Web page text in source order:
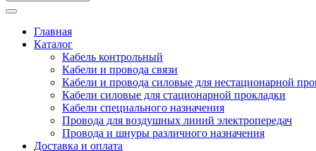
Главная
Каталог
Кабель контрольный
Кабели и провода связи
Кабели и провода силовые для нестационарной
Кабели силовые для стационарной прокладки
Кабели специального назначения
Провода для воздушных линий электропередач
Провода и шнуры различного назначения
Доставка и оплата